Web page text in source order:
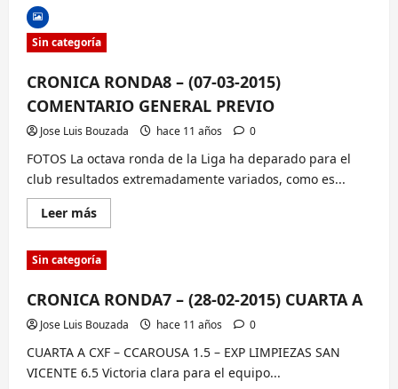
–
(07-
03-
DIVISION
HONOR
Sin categoría
CRONICA RONDA8 – (07-03-2015)
COMENTARIO GENERAL PREVIO
Jose Luis Bouzada hace 11 años 0
FOTOS La octava ronda de la Liga ha deparado para el
club resultados extremadamente variados, como es...
Leer másLee
más
CRONICA
RONDA8
–
03-
2015)
COMENTARIO
PREVIO
Sin categoría
CRONICA RONDA7 – (28-02-2015) CUARTA A
Jose Luis Bouzada hace 11 años 0
CUARTA A CXF – CCAROUSA 1.5 – EXP LIMPIEZAS SAN
VICENTE 6.5 Victoria clara para el equipo...